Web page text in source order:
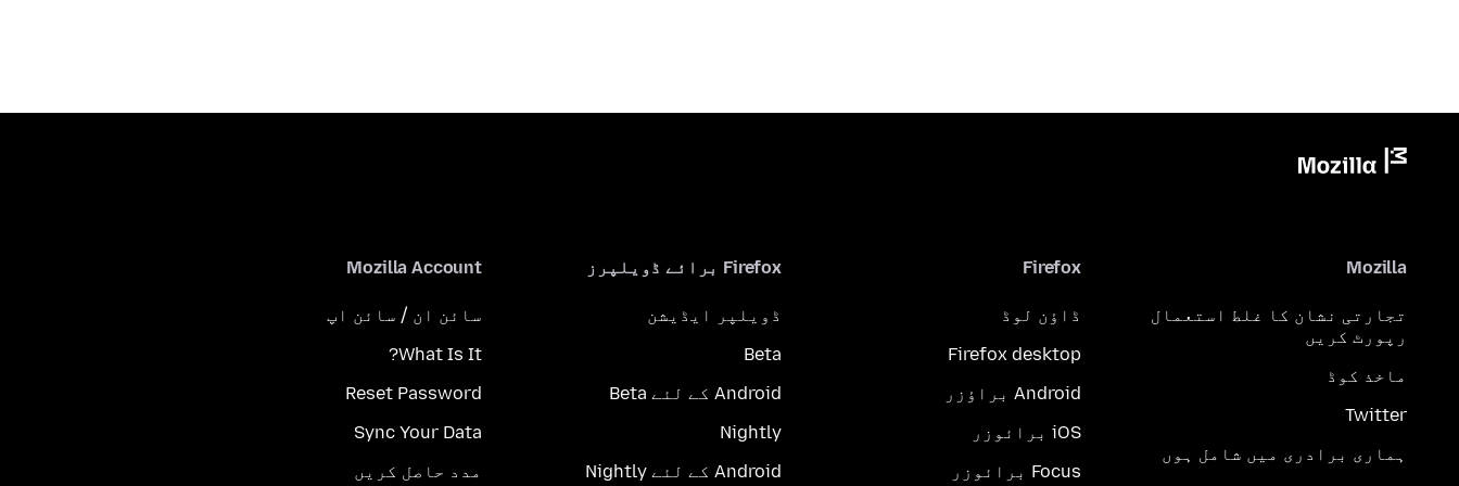
Mozilla
تجارتی نشان کا غلط استعمال
رپورٹ کریں
ماخذ کوڈ
Twitter
ہماری برادری میں شامل ہوں
Firefox
ڈاؤن لوڈ
Firefox desktop
Android براؤزر
iOS برائوزر
Focus برائوزر
Firefox برائے ڈویلپرز
ڈویلپر ایڈیشن
Beta
Android کے لئے Beta
Nightly
Android کے لئے Nightly
Mozilla Account
سائن ان / سائن اپ
What Is It?
Reset Password
Sync Your Data
مدد حاصل کریں